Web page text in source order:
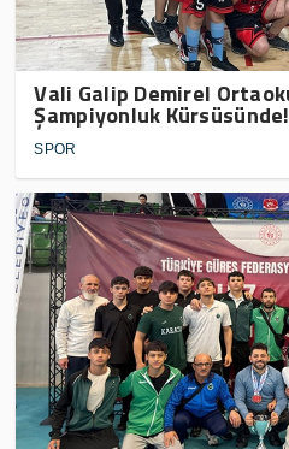
Vali Galip Demirel
Şampiyonluk Kürsüsünde!
SPOR